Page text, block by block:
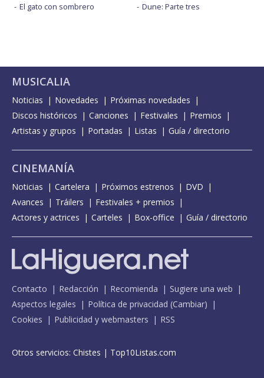
El gato con sombrero
Dune: Parte tres
MUSICALIA
Noticias Novedades
Próximas novedades
Discos históricos
Canciones Festivales
Premios
Artistas y grupos
Portadas Listas Guía / directorio
CINEMANÍA
Noticias Cartelera Próximos estrenos
DVD
Avances
Tráilers
Festivales + premios
Actores y actrices
Carteles Box-office Guía / directorio
Contacto Redacción Recomienda
Sugiere una web
Aspectos legales
Política de privacidad (Cambiar)
Cookies
Publicidad y webmasters RSS
Otros servicios: Chistes | Top10Listas.com